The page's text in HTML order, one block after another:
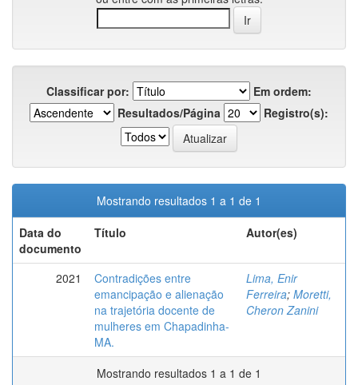
Classificar por:
Em ordem:
Resultados/Página
Registro(s):
Mostrando resultados 1 a 1 de 1
Data do
documento
Título Autor(es)
2021
Contradições entre
emancipação e alienação
na trajetória docente de
mulheres em Chapadinha-
MA.
Lima, Enir
Ferreira; Moretti,
Cheron Zanini
Mostrando resultados 1 a 1 de 1